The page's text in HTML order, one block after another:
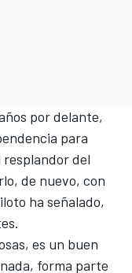
por delante,
para
del
de nuevo, con
ha señalado,
es un buen
forma parte